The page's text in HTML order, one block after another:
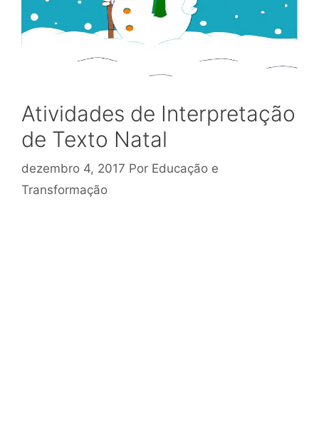
Atividades de Interpretação
de Texto Natal
dezembro 4, 2017 Por Educação e
Transformação